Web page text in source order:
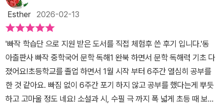
다. 문제역시 중등에 맞게 길이도 적당하고 단어 선택도 좋은 편이다.
혹여 모르는 단어가 있다하더라도 좌측, 우측 하단에 상세히 설명이
되어있으니 참고 할 수 있다.지문독해와 문제 풀이 후 마무리 부분에
서는작품독해를 다시금하며 정리할 수 있게 해주고,소설에서 다루고
있는 시대양상이라던지 배경이라던지를 재차 알려줘서 이해에 도움
이 된다.역시 국어는 빠작이라고,몇 지문을 보며 원작을 빌려오기도
했고읽어보고싶다고 희망하기도 했다.혼자서 했으면 오늘은 바빠서,
오늘은 무슨 일이 있어서, 방학이어서 라는 핑계로늦춰졌을 수도 있
Esther2026-02-13
'빠작 학습단 으로 지원 받은 도서를 직접 체험후 쓴 후기 입니다.'동
아출판사 빠작 중학국어 문학 독해1 완북 하면서 문학 독해력 기초 다
졌어요!초등학교를 졸업 하면서 1월 시작 부터 6주간 열심히 공부를
한 것 같아요. 빠짐 없이 6주간 포기 하지 않고 공부를 했다는게 뿌듯
하고 고마울 정도 네요! 소설과 시, 수필 극 까지 폭 넓게 초등 때 보다